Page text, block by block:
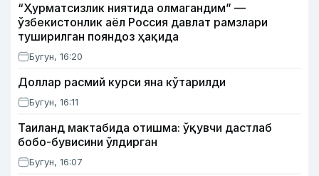
“Ҳурматсизлик ниятида олмагандим” —
ўзбекистонлик аёл Россия давлат рамзлари
туширилган пояндоз ҳақида
Бугун, 16:20
Доллар расмий курси яна кўтарилди
Бугун, 16:11
Таиланд мактабида отишма: ўқувчи дастлаб
бобо-бувисини ўлдирган
Бугун, 16:07